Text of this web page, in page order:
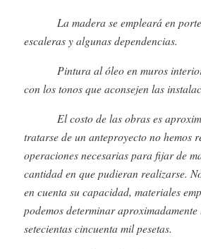
La madera se empleará en
escaleras y algunas dependencias.
Pintura al óleo en muros
con los tonos que aconsejen las
El costo de las obras es
tratarse de un anteproyecto no hemos
operaciones necesarias para fijar de
cantidad en que pudieran realizarse.
en cuenta su capacidad, materiales
podemos determinar
setecientas cincuenta mil pesetas.